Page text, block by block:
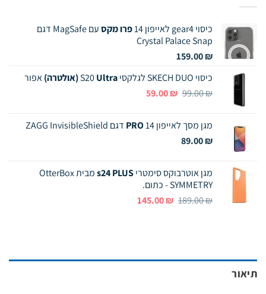
כיסוי gear4 לאייפון 14 פרו מקס
עם MagSafe דגם
Crystal Palace Snap
159.00₪
כיסוי SKECH DUO לגלקסי S20
Ultra (אולטרה)
אפור
99.00₪
המחיר
99.00 ₪.
59.00₪
המחיר
59.00 ₪.
מגן מסך לאייפון 14 PRO דגם ZAGG InvisibleShield
89.00₪
מגן אוטרבוקס סימטריs24 PLUS
מבית OtterBox
SYMMETRY - כתום.
189.00₪
המחיר
145.00₪
המחיר
תיאור